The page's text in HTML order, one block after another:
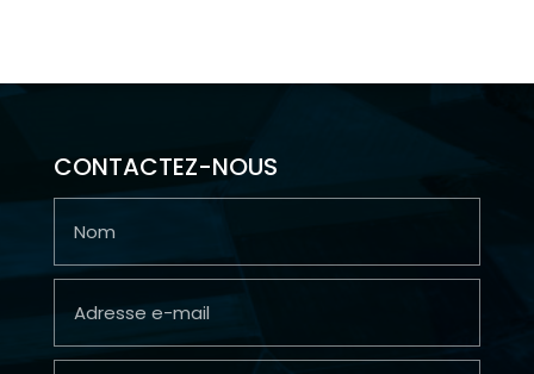
CONTACTEZ-NOUS